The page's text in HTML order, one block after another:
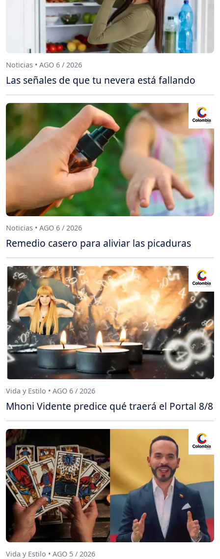
Noticias • AGO 6 / 2026
Las señales de que tu nevera está fallando
Noticias • AGO 6 / 2026
Remedio casero para aliviar las picaduras
Vida y Estilo • AGO 6 / 2026
Mhoni Vidente predice qué traerá el Portal 8/8
Vida y Estilo • AGO 5 / 2026